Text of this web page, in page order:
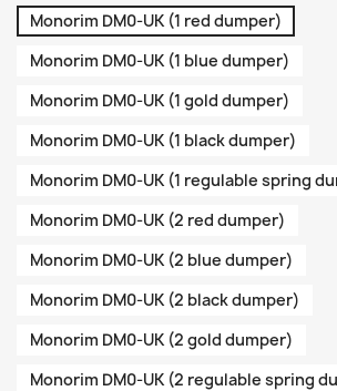
Monorim DM0-UK (1 red dumper)
Monorim DM0-UK (1 blue dumper)
Monorim DM0-UK (1 gold dumper)
Monorim DM0-UK (1 black dumper)
Monorim DM0-UK (1 regulable spring
Monorim DM0-UK (2 red dumper)
Monorim DM0-UK (2 blue dumper)
Monorim DM0-UK (2 black dumper)
Monorim DM0-UK (2 gold dumper)
Monorim DM0-UK (2 regulable spring